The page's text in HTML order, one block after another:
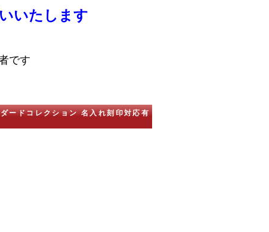
いたします
です
ドコレクション 名入れ刻印対応有